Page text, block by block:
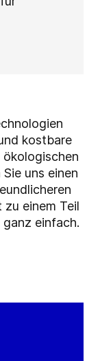
kostbare
ökologischen
uns einen
einem Teil
ganz einfach.